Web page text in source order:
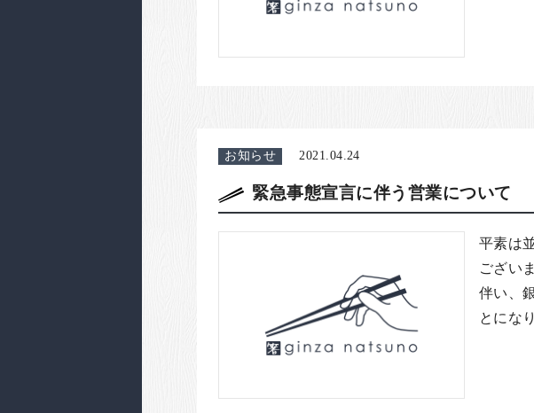
お知らせ 2021.04.24
緊急事態宣言に伴う営業について
平素は
ござい
伴い、
と